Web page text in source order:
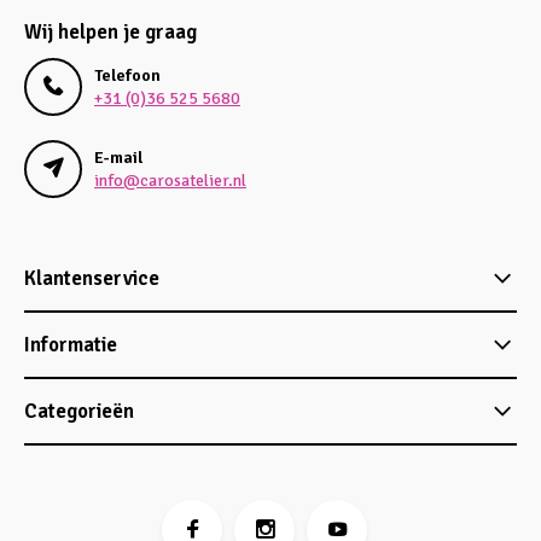
Wij helpen je graag
Telefoon
+31 (0)36 525 5680
E-mail
info@carosatelier.nl
Klantenservice
Informatie
Categorieën